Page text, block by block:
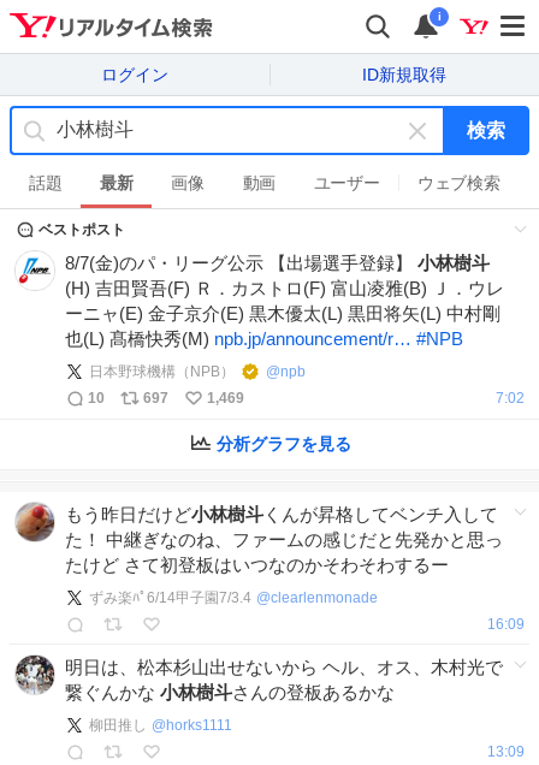
i
ログイン ID新規取得
キ
ー
ワ
ド
を
消
す
検索
話題 最新 画像 動画 ユーザー ウェブ検索
ベストポスト
8/7(金)のパ・リーグ公示 【出場選手登録】 小林樹斗
(H) 吉田賢吾(F) Ｒ．カストロ(F) 富山凌雅(B) Ｊ．ウレ
ーニャ(E) 金子京介(E) 黒木優太(L) 黒田将矢(L) 中村剛
也(L) 髙橋快秀(M) npb.jp/announcement/r… #NPB
日本野球機構（NPB） @npb
10
697 1,469 7:02
分析グラフを見る
もう昨日だけど小林樹斗 くんが昇格してベンチ入して
た！ 中継ぎなのね、ファームの感じだと先発かと思っ
たけど さて初登板はいつなのかそわそわするー
ずみ楽ﾊﾟ6/14甲子園7/3.4 @clearlenmonade
16:09
明日は、松本杉山出せないから ヘル、オス、木村光で
繋ぐんかな 小林樹斗さんの登板あるかな
柳田推し @ horks1111
13:09